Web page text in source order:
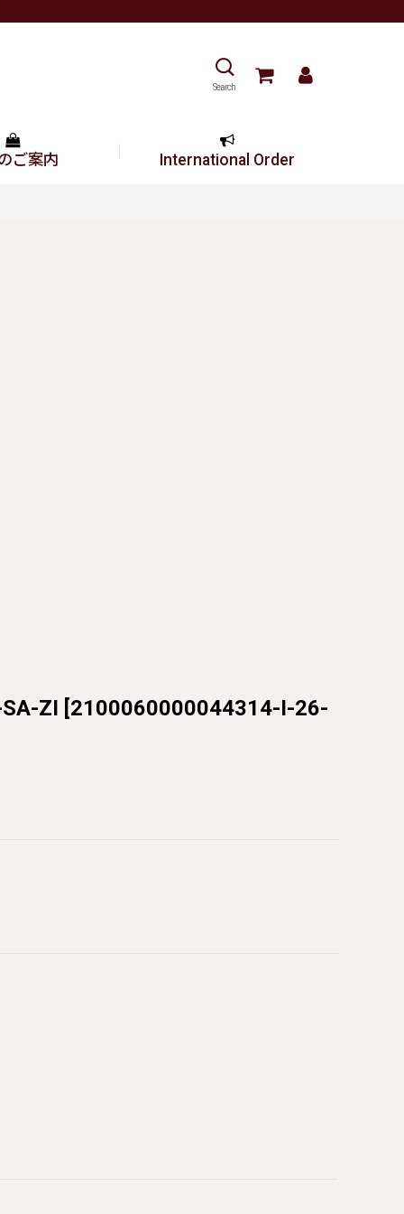
Search
ご案内 International Order
ZI [2100060000044314-I-26-